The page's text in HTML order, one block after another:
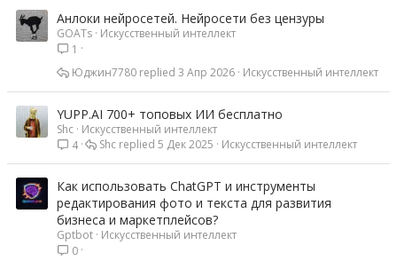
Анлоки нейросетей. Нейросети без цензуры
GOATs Искусственный интеллект
1
Искусственный интеллект
3 Апр 2026
Юджин7780
YUPP.AI 700+ топовых ИИ бесплатно
Shc Искусственный интеллект
4
Искусственный интеллект
5 Дек 2025
Shc
Как использовать ChatGPT и инструменты
редактирования фото и текста для развития
бизнеса и маркетплейсов?
Gptbot Искусственный интеллект
0